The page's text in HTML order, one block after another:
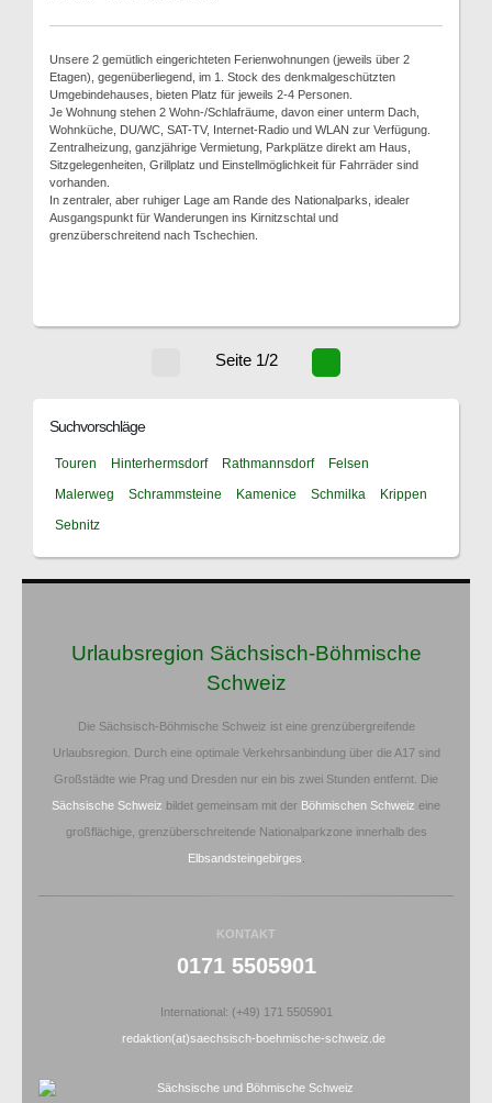
Unsere 2 gemütlich eingerichteten Ferienwohnungen (jeweils über 2
Etagen), gegenüberliegend, im 1. Stock des denkmalgeschützten
Umgebindehauses, bieten Platz für jeweils 2-4 Personen.
Je Wohnung stehen 2 Wohn-/Schlafräume, davon einer unterm Dach,
Wohnküche, DU/WC, SAT-TV, Internet-Radio und WLAN zur Verfügung.
Zentralheizung, ganzjährige Vermietung, Parkplätze direkt am Haus,
Sitzgelegenheiten, Grillplatz und Einstellmöglichkeit für Fahrräder sind
vorhanden.
In zentraler, aber ruhiger Lage am Rande des Nationalparks, idealer
Ausgangspunkt für Wanderungen ins Kirnitzschtal und
grenzüberschreitend nach Tschechien.
Seite 1/2
Suchvorschläge
Touren Hinterhermsdorf Rathmannsdorf
Felsen
Malerweg
Schrammsteine Kamenice Schmilka
Krippen
Sebnitz
Urlaubsregion Sächsisch-Böhmische
Schweiz
Die Sächsisch-Böhmische Schweiz ist eine grenzübergreifende
Urlaubsregion. Durch eine optimale Verkehrsanbindung über die A17 sind
Großstädte wie Prag und Dresden nur ein bis zwei Stunden entfernt. Die
Sächsische Schweiz bildet gemeinsam mit der Böhmischen Schweiz eine
großflächige, grenzüberschreitende Nationalparkzone innerhalb des
Elbsandsteingebirges
KONTAKT
0171 5505901
International: (+49) 171 5505901
redaktion(at)saechsisch-boehmische-schweiz.de